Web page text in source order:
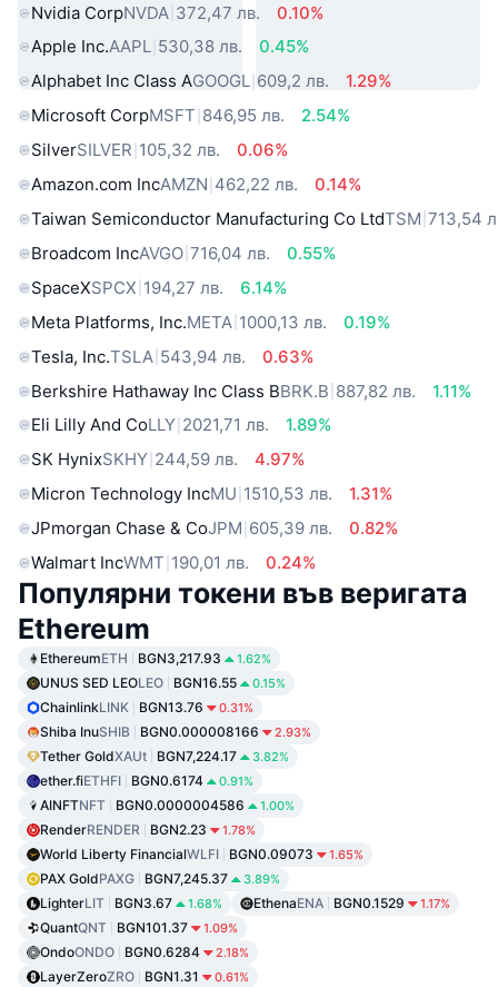
Nvidia CorpNVDA 372,47 лв.
0.10%
Apple Inc.AAPL 530,38 лв.
0.45%
Alphabet Inc Class AGOOGL 609,2 лв.
1.29%
Microsoft CorpMSFT 846,95 лв.
2.54%
SilverSILVER 105,32 лв.
0.06%
Amazon.com IncAMZN 462,22 лв.
0.14%
Taiwan Semiconductor Manufacturing Co LtdTSM 713,54
Broadcom IncAVGO 716,04 лв.
0.55%
SpaceXSPCX 194,27 лв.
6.14%
Meta Platforms, Inc.META 1000,13 лв.
0.19%
Tesla, Inc.TSLA 543,94 лв.
0.63%
Berkshire Hathaway Inc Class BBRK.B 887,82 лв.
1.11%
Eli Lilly And CoLLY 2021,71 лв.
1.89%
SK HynixSKHY 244,59 лв.
4.97%
Micron Technology IncMU 1510,53 лв.
1.31%
JPmorgan Chase & CoJPM 605,39 лв.
0.82%
Walmart IncWMT 190,01 лв. 0.24%
Популярни токени във веригата
Ethereum
EthereumETH BGN3,217.93 1.62%
UNUS SED LEOLEO BGN16.55 0.15%
ChainlinkLINK BGN13.76 0.31%
Shiba InuSHIB BGN0.000008166 2.93%
Tether GoldXAUt BGN7,224.17 3.82%
ether.fiETHFI BGN0.6174 0.91%
AINFTNFT BGN0.0000004586 1.00%
RenderRENDER BGN2.23 1.78%
World Liberty FinancialWLFI BGN0.09073 1.65%
PAX GoldPAXG BGN7,245.37 3.89%
LighterLIT BGN3.67 1.68% EthenaENA BGN0.1529 1.17%
QuantQNT BGN101.37 1.09%
OndoONDO BGN0.6284 2.18%
LayerZeroZRO BGN1.31 0.61%